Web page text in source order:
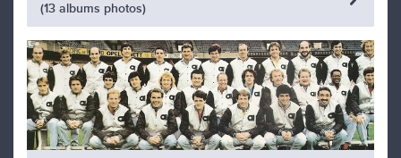
(13 albums photos)